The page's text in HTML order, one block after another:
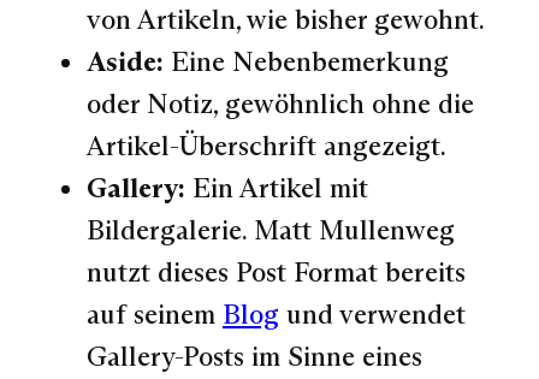
von Artikeln, wie bisher gewohnt.
Aside: Eine Nebenbemerkung
oder Notiz, gewöhnlich ohne die
Artikel-Überschrift angezeigt.
Gallery: Ein Artikel mit
Bildergalerie. Matt Mullenweg
nutzt dieses Post Format bereits
auf seinem Blog und verwendet
Gallery-Posts im Sinne eines